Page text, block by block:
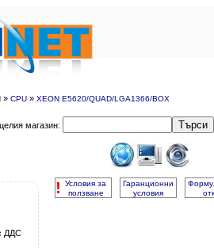
» CPU » XEON E5620/QUAD/LGA1366/BOX
магазин: Търси
ДДС
!
Условия за
ползване
Гаранционни
условия